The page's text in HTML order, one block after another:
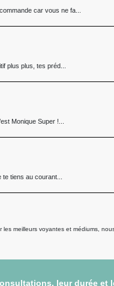
car vous ne fa...
plus plus, tes préd...
Monique Super !...
tiens au courant...
meilleurs voyantes et médiums,
leur durée